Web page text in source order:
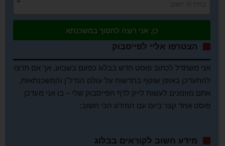
כן, אני רוצה לחסוך במשכנתא
הצטרפו אליי לפייסבוק
אני משתדל לכתוב פוסט חדש בבלוג כפעם בשבוע, אך אם תרצו
להתעדכן באופן שוטף בחדשות על עולם הנדל"ן והמשכנתאות,
אתם מוזמנים לעשות לייק לדף הפייסבוק שלי – בו אני מעדכן
פוסט אחד קצר ביום עם המידע הכי חשוב:
מידע חשוב לקוראים בבלוג